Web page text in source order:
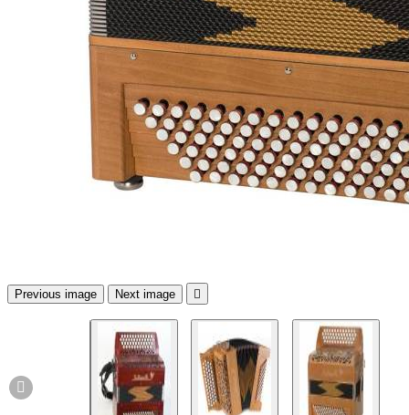
Previous image Next image 
